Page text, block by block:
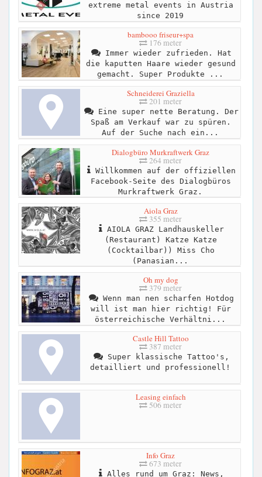
extreme metal events in Austria
since 2019
bambooo friseur+spa
176 meter
Immer wieder zufrieden. Hat
die kaputten Haare wieder gesund
gemacht. Super Produkte ...
Schneiderei Graziella
201 meter
Eine super nette Beratung. Der
Spaß am Verkauf war zu spüren.
Auf der Suche nach ein...
Dialogbüro Murkraftwerk Graz
264 meter
Willkommen auf der offiziellen
Facebook-Seite des Dialogbüros
Murkraftwerk Graz.
Aiola Graz
355 meter
AIOLA GRAZ Landhauskeller
(Restaurant) Katze Katze
(Cocktailbar)) Miss Cho
(Panasian...
Oh my dog
379 meter
Wenn man nen scharfen Hotdog
will ist man hier richtig! Für
österreichische Verhältni...
Castle Hill Tattoo
387 meter
Super klassische Tattoo's,
detailliert und professionell!
Leasing einfach
506 meter
Info Graz
673 meter
Alles rund um Graz: News,